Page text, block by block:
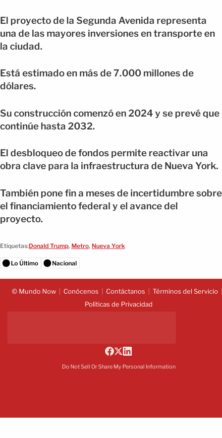
El proyecto de la Segunda Avenida representa
una de las mayores inversiones en transporte en
la ciudad.
Está estimado en más de 7.000 millones de
dólares.
Su construcción comenzó en 2024 y se prevé que
continúe hasta 2032.
El desbloqueo de fondos permite reactivar una
obra clave para la infraestructura de Nueva York.
También pone fin a meses de incertidumbre sobre
el financiamiento federal y el avance del
proyecto.
Etiquetas:Donald Trump, Metro, Nueva York
Lo Último Nacional
© Mundo Now Conócenos Contáctanos
Términos del Servicio
Políticas de Privacidad
Do Not Sell Or Share My Personal Information